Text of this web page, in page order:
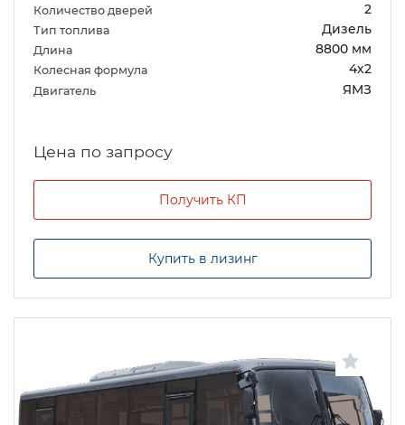
Количество дверей 2
Тип топлива Дизель
Длина 8800 мм
Колесная формула 4х2
Двигатель ЯМЗ
Цена по запросу
Получить КП
Купить в лизинг